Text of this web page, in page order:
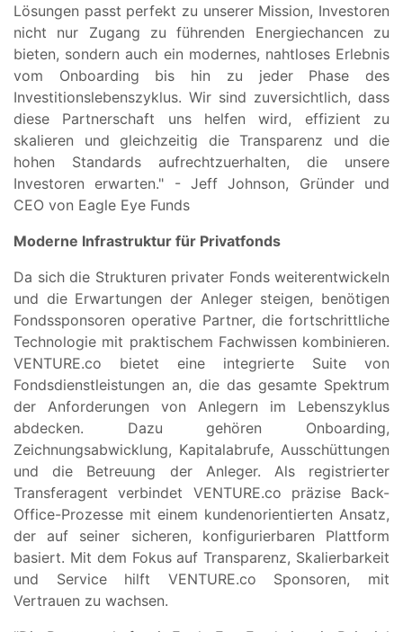
Lösungen passt perfekt zu unserer Mission, Investoren
nicht nur Zugang zu führenden Energiechancen zu
bieten, sondern auch ein modernes, nahtloses Erlebnis
vom Onboarding bis hin zu jeder Phase des
Investitionslebenszyklus. Wir sind zuversichtlich, dass
diese Partnerschaft uns helfen wird, effizient zu
skalieren und gleichzeitig die Transparenz und die
hohen Standards aufrechtzuerhalten, die unsere
Investoren erwarten." - Jeff Johnson, Gründer und
CEO von Eagle Eye Funds
Moderne Infrastruktur für Privatfonds
Da sich die Strukturen privater Fonds weiterentwickeln
und die Erwartungen der Anleger steigen, benötigen
Fondssponsoren operative Partner, die fortschrittliche
Technologie mit praktischem Fachwissen kombinieren.
VENTURE.co bietet eine integrierte Suite von
Fondsdienstleistungen an, die das gesamte Spektrum
der Anforderungen von Anlegern im Lebenszyklus
abdecken. Dazu gehören Onboarding,
Zeichnungsabwicklung, Kapitalabrufe, Ausschüttungen
und die Betreuung der Anleger. Als registrierter
Transferagent verbindet VENTURE.co präzise Back-
Office-Prozesse mit einem kundenorientierten Ansatz,
der auf seiner sicheren, konfigurierbaren Plattform
basiert. Mit dem Fokus auf Transparenz, Skalierbarkeit
und Service hilft VENTURE.co Sponsoren, mit
Vertrauen zu wachsen.